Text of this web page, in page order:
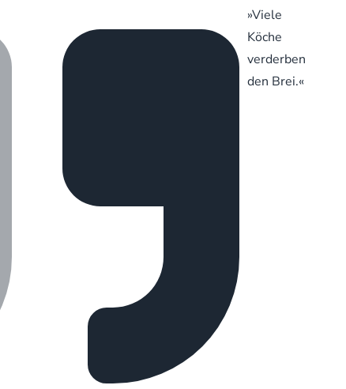
»Viele
Köche
verderben
den Brei.«